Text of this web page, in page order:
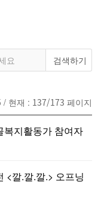
/ 현재 : 137/173 페이지
복지활동가 참여자
<깔.깔.깔.> 오프닝